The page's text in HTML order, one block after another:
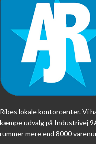
Ribes lokale kontorcenter. Vi
kæmpe udvalg på Industrivej
rummer mere end 8000